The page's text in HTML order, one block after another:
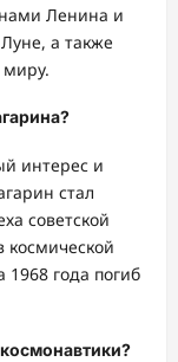
Ленина и
а также
интерес и
стал
советской
космической
года погиб